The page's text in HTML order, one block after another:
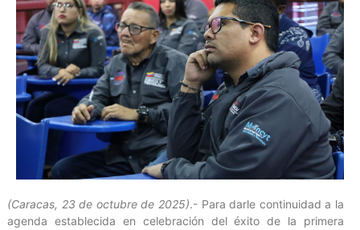
(Caracas, 23 de octubre de 2025).- Para darle continuidad a la
agenda establecida en celebración del éxito de la primera